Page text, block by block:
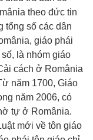
theo đức tin
tổng số các dân
giáo phái
là nhóm giáo
cách ở România
năm 1700, Giáo
năm 2006, có
tự ở România.
mới về tôn giáo